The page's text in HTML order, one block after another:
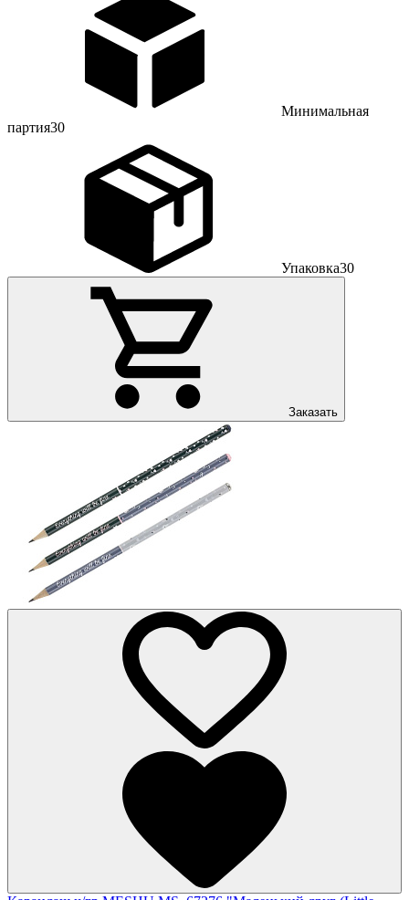
Минимальная
партия30
Упаковка30
Заказать